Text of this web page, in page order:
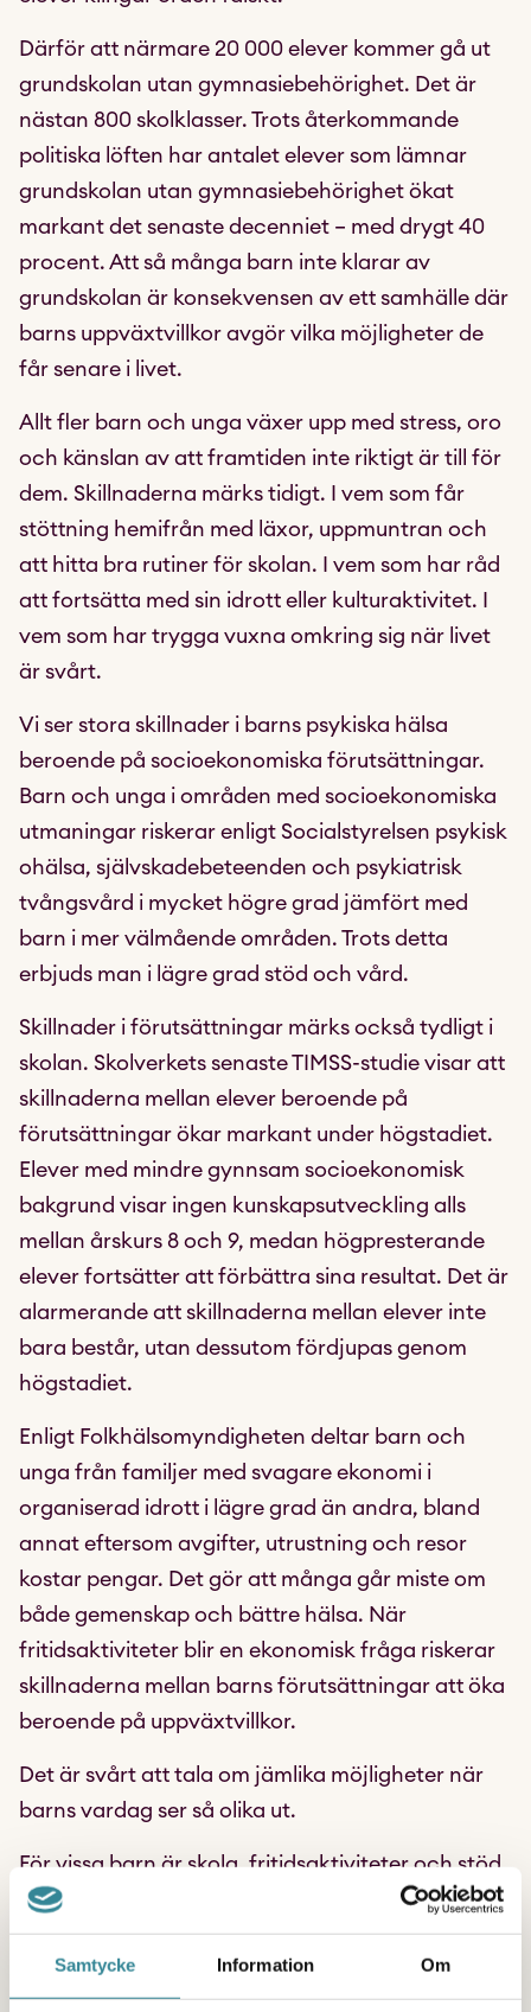
Samtycke Information Om
Därför att närmare 20 000 elever kommer gå ut
grundskolan utan gymnasiebehörighet. Det är
nästan 800 skolklasser. Trots återkommande
politiska löften har antalet elever som lämnar
grundskolan utan gymnasiebehörighet ökat
markant det senaste decenniet – med drygt 40
procent. Att så många barn inte klarar av
grundskolan är konsekvensen av ett samhälle där
barns uppväxtvillkor avgör vilka möjligheter de
får senare i livet.
Allt fler barn och unga växer upp med stress, oro
och känslan av att framtiden inte riktigt är till för
dem. Skillnaderna märks tidigt. I vem som får
stöttning hemifrån med läxor, uppmuntran och
att hitta bra rutiner för skolan. I vem som har råd
att fortsätta med sin idrott eller kulturaktivitet. I
vem som har trygga vuxna omkring sig när livet
är svårt.
Vi ser stora skillnader i barns psykiska hälsa
beroende på socioekonomiska förutsättningar.
Barn och unga i områden med socioekonomiska
utmaningar riskerar enligt Socialstyrelsen psykisk
ohälsa, självskadebeteenden och psykiatrisk
tvångsvård i mycket högre grad jämfört med
barn i mer välmående områden. Trots detta
erbjuds man i lägre grad stöd och vård.
Skillnader i förutsättningar märks också tydligt i
skolan. Skolverkets senaste TIMSS-studie visar att
skillnaderna mellan elever beroende på
förutsättningar ökar markant under högstadiet.
Elever med mindre gynnsam socioekonomisk
bakgrund visar ingen kunskapsutveckling alls
mellan årskurs 8 och 9, medan högpresterande
elever fortsätter att förbättra sina resultat. Det är
alarmerande att skillnaderna mellan elever inte
bara består, utan dessutom fördjupas genom
högstadiet.
Enligt Folkhälsomyndigheten deltar barn och
unga från familjer med svagare ekonomi i
organiserad idrott i lägre grad än andra, bland
annat eftersom avgifter, utrustning och resor
kostar pengar. Det gör att många går miste om
både gemenskap och bättre hälsa. När
fritidsaktiviteter blir en ekonomisk fråga riskerar
skillnaderna mellan barns förutsättningar att öka
beroende på uppväxtvillkor.
Det är svårt att tala om jämlika möjligheter när
barns vardag ser så olika ut.
För vissa barn är skola, fritidsaktiviteter och stöd
från vuxna en självklar helhet. För andra hänger
ingenting ihop. Då blir vägen genom skolan
betydligt svårare och framtidstron mindre
självklar.